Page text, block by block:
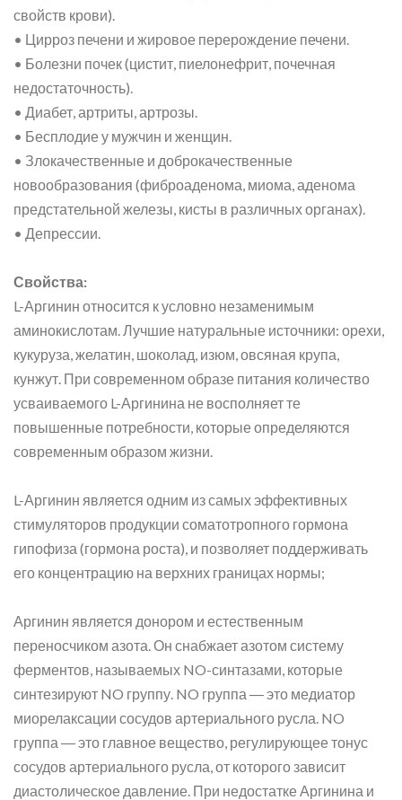
свойств крови).
• Цирроз печени и жировое перерождение печени.
• Болезни почек (цистит, пиелонефрит, почечная
недостаточность).
• Диабет, артриты, артрозы.
• Бесплодие у мужчин и женщин.
• Злокачественные и доброкачественные
новообразования (фиброаденома, миома, аденома
предстательной железы, кисты в различных органах).
• Депрессии.
Свойства:
L-Аргинин относится к условно незаменимым
аминокислотам. Лучшие натуральные источники: орехи,
кукуруза, желатин, шоколад, изюм, овсяная крупа,
кунжут. При современном образе питания количество
усваиваемого L-Аргинина не восполняет те
повышенные потребности, которые определяются
современным образом жизни.
L-Аргинин является одним из самых эффективных
стимуляторов продукции соматотропного гормона
гипофиза (гормона роста), и позволяет поддерживать
его концентрацию на верхних границах нормы;
Аргинин является донором и естественным
переносчиком азота. Он снабжает азотом систему
ферментов, называемых NO-синтазами, которые
синтезируют NO группу. NO группа ― это медиатор
миорелаксации сосудов артериального русла. NO
группа ― это главное вещество, регулирующее тонус
сосудов артериального русла, от которого зависит
диастолическое давление. При недостатке Аргинина и